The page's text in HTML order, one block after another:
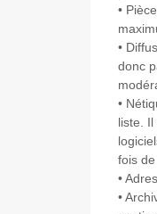
•
•
donc
•
liste.
fois
•
•